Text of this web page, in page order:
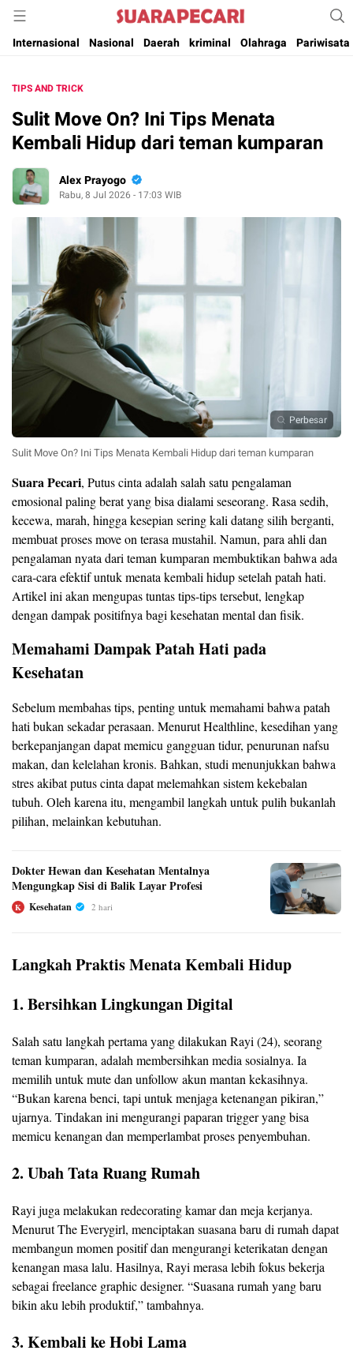
Suara Pecari
Suara Pencerahan Anak Negeri ( Berita Aktual & Terpercaya )
Internasional
Nasional Daerah kriminal Olahraga Pariwisata
TIPS AND TRICK
Sulit Move On? Ini Tips Menata
Kembali Hidup dari teman kumparan
Alex Prayogo
Rabu, 8 Jul 2026 - 17:03 WIB
Perbesar
Sulit Move On? Ini Tips Menata Kembali Hidup dari teman kumparan
Suara Pecari, Putus cinta adalah salah satu pengalaman
emosional paling berat yang bisa dialami seseorang. Rasa sedih,
kecewa, marah, hingga kesepian sering kali datang silih berganti,
membuat proses move on terasa mustahil. Namun, para ahli dan
pengalaman nyata dari teman kumparan membuktikan bahwa ada
cara-cara efektif untuk menata kembali hidup setelah patah hati.
Artikel ini akan mengupas tuntas tips-tips tersebut, lengkap
dengan dampak positifnya bagi kesehatan mental dan fisik.
Memahami Dampak Patah Hati pada
Kesehatan
Sebelum membahas tips, penting untuk memahami bahwa patah
hati bukan sekadar perasaan. Menurut Healthline, kesedihan yang
berkepanjangan dapat memicu gangguan tidur, penurunan nafsu
makan, dan kelelahan kronis. Bahkan, studi menunjukkan bahwa
stres akibat putus cinta dapat melemahkan sistem kekebalan
tubuh. Oleh karena itu, mengambil langkah untuk pulih bukanlah
pilihan, melainkan kebutuhan.
Dokter Hewan dan Kesehatan Mentalnya
Mengungkap Sisi di Balik Layar Profesi
K Kesehatan 2 hari
Langkah Praktis Menata Kembali Hidup
1. Bersihkan Lingkungan Digital
Salah satu langkah pertama yang dilakukan Rayi (24), seorang
teman kumparan, adalah membersihkan media sosialnya. Ia
memilih untuk mute dan unfollow akun mantan kekasihnya.
“Bukan karena benci, tapi untuk menjaga ketenangan pikiran,”
ujarnya. Tindakan ini mengurangi paparan trigger yang bisa
memicu kenangan dan memperlambat proses penyembuhan.
2. Ubah Tata Ruang Rumah
Rayi juga melakukan redecorating kamar dan meja kerjanya.
Menurut The Everygirl, menciptakan suasana baru di rumah dapat
membangun momen positif dan mengurangi keterikatan dengan
kenangan masa lalu. Hasilnya, Rayi merasa lebih fokus bekerja
sebagai freelance graphic designer. “Suasana rumah yang baru
bikin aku lebih produktif,” tambahnya.
3. Kembali ke Hobi Lama